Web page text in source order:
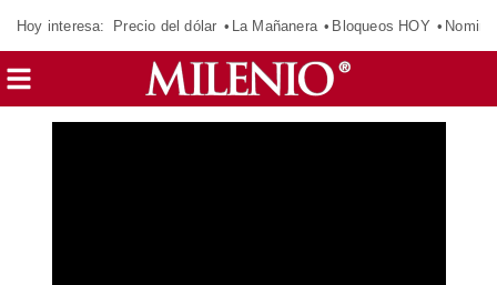
Hoy interesa: Precio del dólar La Mañanera Bloqueos HOY